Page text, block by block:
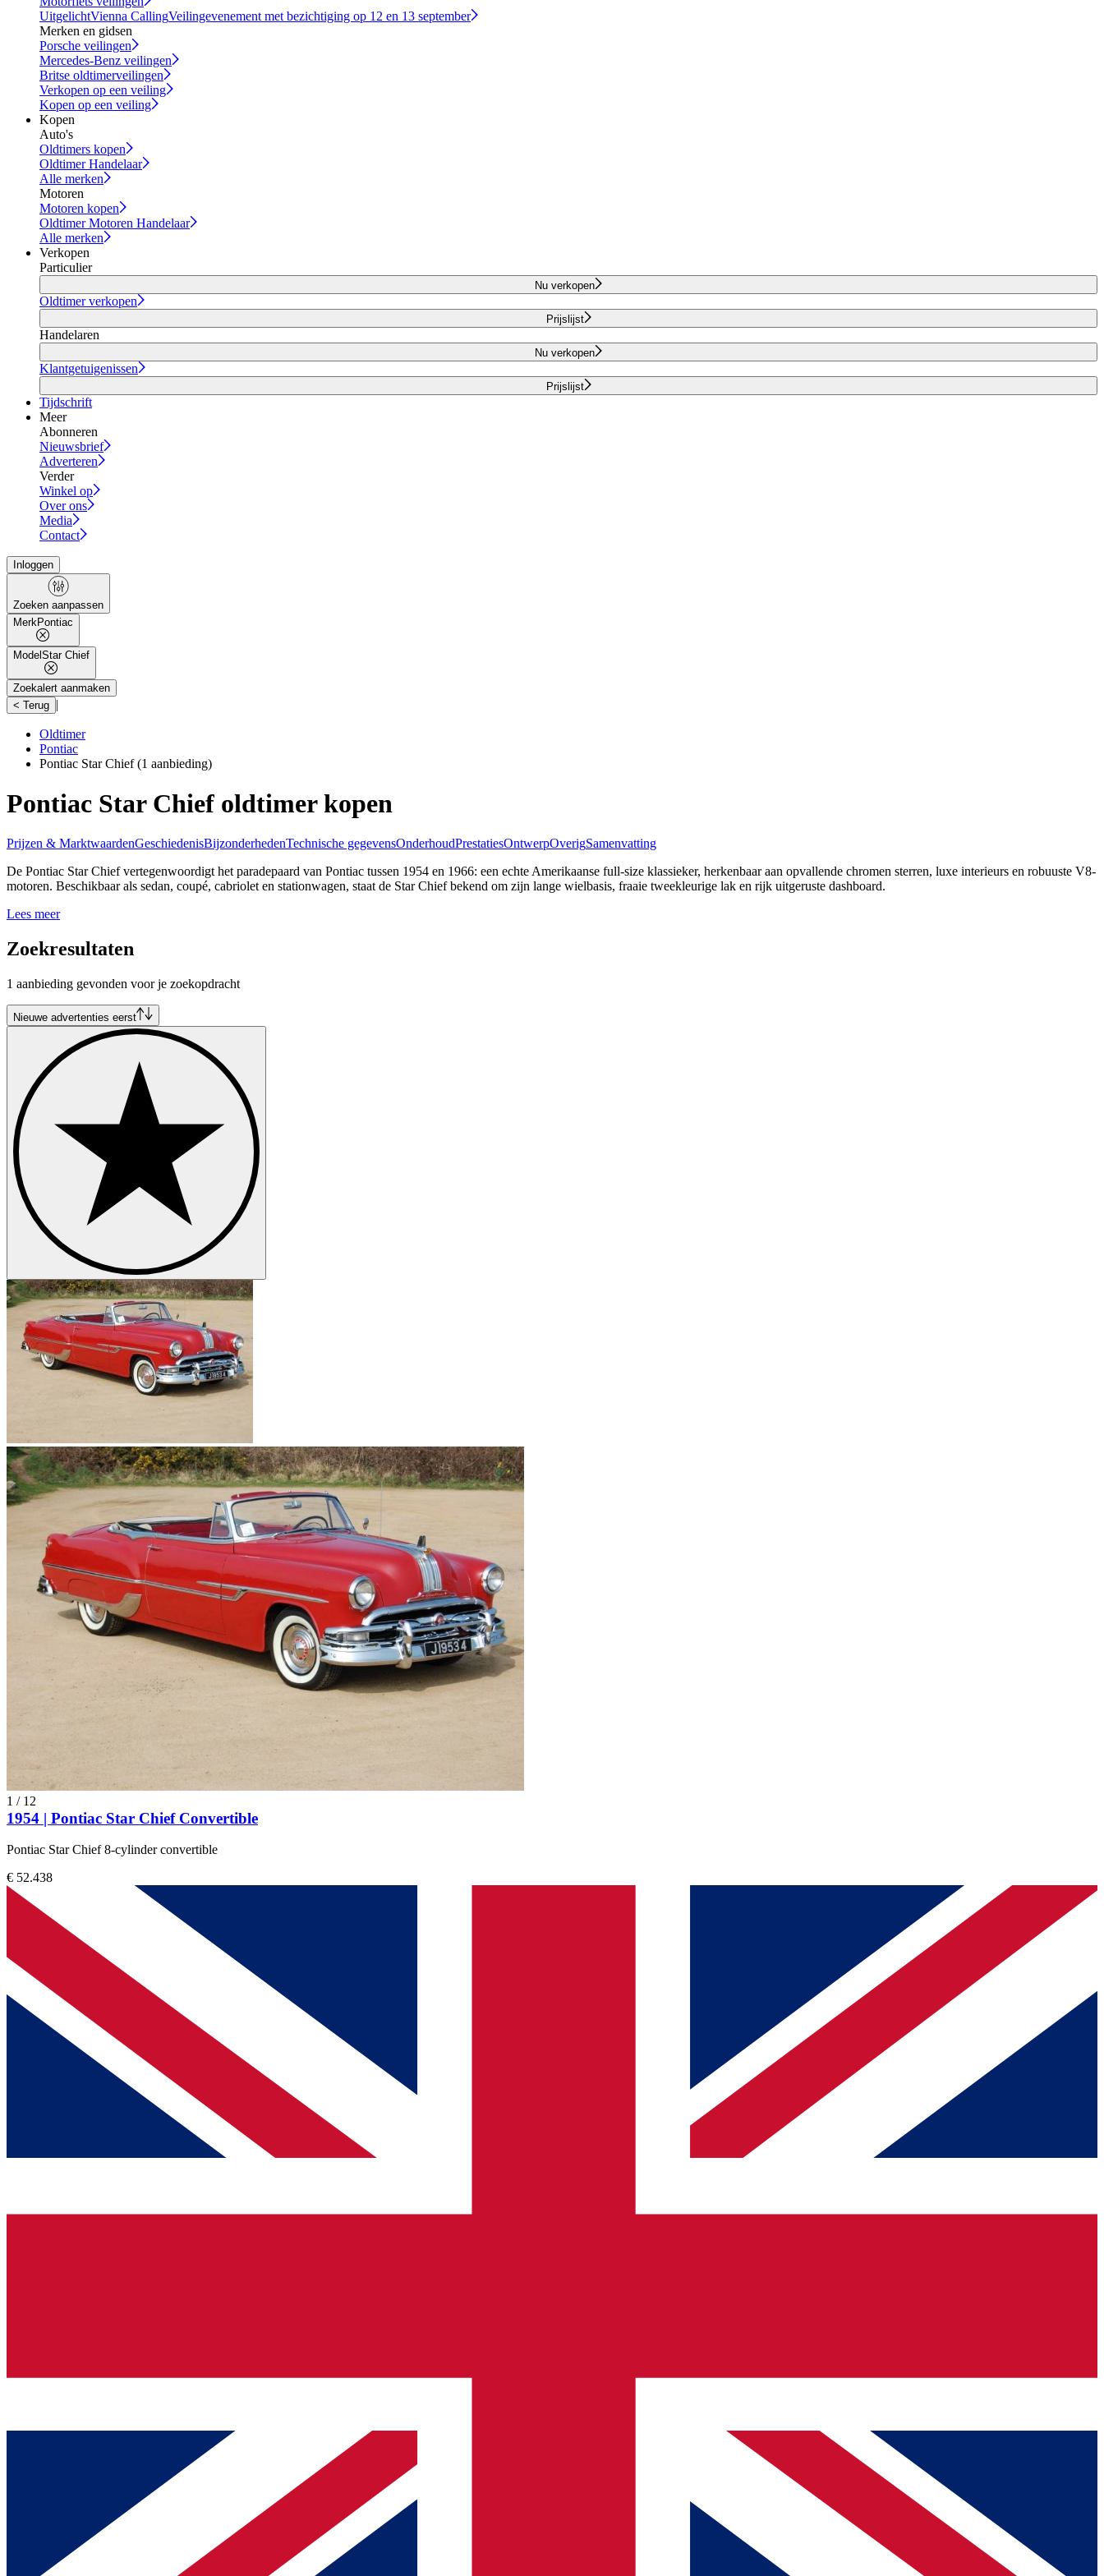
UitgelichtVienna CallingVeilingevenement met bezichtiging op 12 en 13 september
Merken en gidsen
Porsche veilingen
Mercedes-Benz veilingen
Britse oldtimerveilingen
Verkopen op een veiling
Kopen op een veiling
Kopen
Auto's
Oldtimers kopen
Oldtimer Handelaar
Alle merken
Motoren
Motoren kopen
Oldtimer Motoren Handelaar
Alle merken
Verkopen
Particulier
Nu verkopen
Oldtimer verkopen
Prijslijst
Handelaren
Nu verkopen
Klantgetuigenissen
Prijslijst
Tijdschrift
Meer
Abonneren
Nieuwsbrief
Adverteren
Verder
Winkel op
Over ons
Media
Contact
Inloggen
Zoeken aanpassen
MerkPontiac
ModelStar Chief
Zoekalert aanmaken
< Terug |
Oldtimer
Pontiac
Pontiac Star Chief(1 aanbieding)
Pontiac Star Chief oldtimer kopen
Prijzen & MarktwaardenGeschiedenisBijzonderhedenTechnische gegevensOnderhoudPrestatiesOntwerpOverigSamenvatting
De Pontiac Star Chief vertegenwoordigt het paradepaard van Pontiac tussen 1954 en 1966: een echte Amerikaanse full-size klassieker, herkenbaar aan opvallende chromen sterren, luxe interieurs en robuuste V8-
motoren. Beschikbaar als sedan, coupé, cabriolet en stationwagen, staat de Star Chief bekend om zijn lange wielbasis, fraaie tweekleurige lak en rijk uitgeruste dashboard.
Lees meer
Zoekresultaten
1 aanbieding gevonden voor je zoekopdracht
Nieuwe advertenties eerst
1 / 12
1954 | Pontiac Star Chief Convertible
Pontiac Star Chief 8-cylinder convertible
€ 52.438